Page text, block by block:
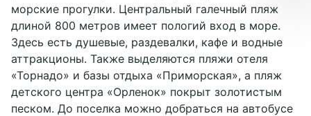
морские прогулки. Центральный галечный пляж
длиной 800 метров имеет пологий вход в море.
Здесь есть душевые, раздевалки, кафе и водные
аттракционы. Также выделяются пляжи отеля
«Торнадо» и базы отдыха «Приморская», а пляж
детского центра «Орленок» покрыт золотистым
песком. До поселка можно добраться на автобусе